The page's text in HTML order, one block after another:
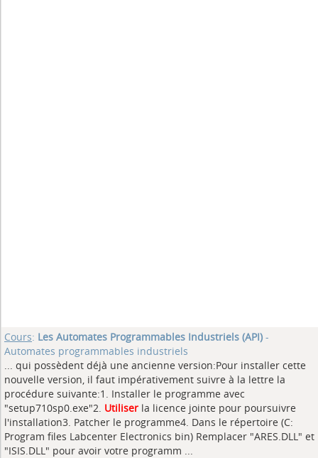
Cours: Les Automates Programmables Industriels (API) -
Automates programmables industriels
... qui possèdent déjà une ancienne version:Pour installer cette
nouvelle version, il faut impérativement suivre à la lettre la
procédure suivante:1. Installer le programme avec
"setup710sp0.exe"2. Utiliser la licence jointe pour poursuivre
l'installation3. Patcher le programme4. Dans le répertoire (C:
Program files Labcenter Electronics bin) Remplacer "ARES.DLL" et
"ISIS.DLL" pour avoir votre programm ...